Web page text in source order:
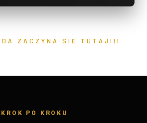
ZACZYNA SIĘ TUTAJ!!!
PO KROKU